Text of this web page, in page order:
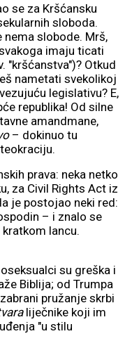
se za Kršćansku
sloboda.
nema slobode. Mrš,
imaju ticati
"kršćanstva")? Otkud
nametati svekolikoj
legislativu? E,
republika! Od silne
amandmane,
– dokinuo tu
prava: neka netko
za Civil Rights Act iz
je postojao neki red:
– i znalo se
lancu.
su greška i
Biblija; od Trumpa
pružanje skrbi
liječnike koji im
"u stilu